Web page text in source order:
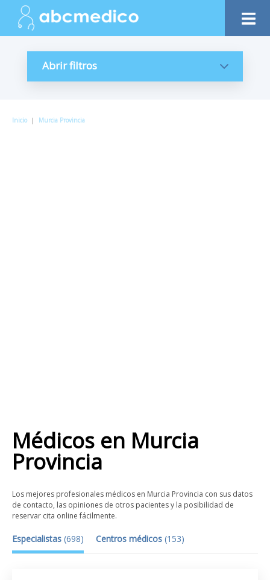
Abrir filtros
Inicio | Murcia Provincia
Médicos en Murcia
Provincia
Los mejores profesionales médicos en Murcia Provincia con sus datos
de contacto, las opiniones de otros pacientes y la posibilidad de
reservar cita online fácilmente.
Especialistas (698) Centros médicos (153)